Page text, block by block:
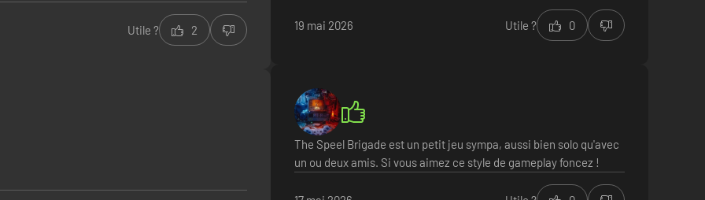
Utile ? 2 19 mai 2026 Utile ? 0
The Speel Brigade est un petit jeu sympa, aussi bien solo qu'avec
un ou deux amis. Si vous aimez ce style de gameplay foncez !